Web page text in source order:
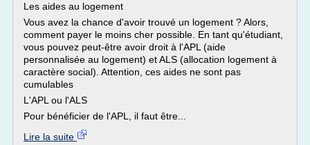
Les aides au logement
Vous avez la chance d'avoir trouvé un logement ? Alors,
comment payer le moins cher possible. En tant qu'étudiant,
vous pouvez peut-être avoir droit à l'APL (aide
personnalisée au logement) et ALS (allocation logement à
caractère social). Attention, ces aides ne sont pas
cumulables
L'APL ou l'ALS
Pour bénéficier de l'APL, il faut être...
Lire la suite